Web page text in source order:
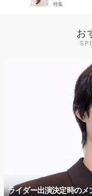
特集
お
ライダー出演決定時のメ